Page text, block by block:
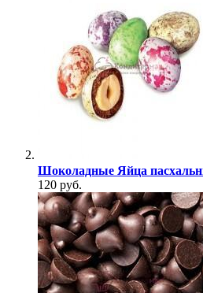
Шоколадные Яйца
120 руб.